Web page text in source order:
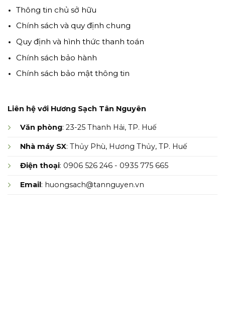
Thông tin chủ sở hữu
Chính sách và quy định chung
Quy định và hình thức thanh toán
Chính sách bảo hành
Chính sách bảo mật thông tin
Liên hệ với Hương Sạch Tân Nguyên
Văn phòng: 23-25 Thanh Hải, TP. Huế
Nhà máy SX: Thủy Phù, Hương Thủy, TP. Huế
Điện thoại: 0906 526 246 - 0935 775 665
Email: huongsach@tannguyen.vn